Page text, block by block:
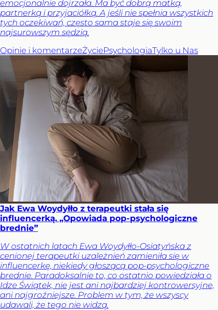
emocjonalnie dojrzała. Ma być dobrą matką,
partnerką i przyjaciółką. A jeśli nie spełnia wszystkich
tych oczekiwań, często sama staje się swoim
najsurowszym sędzią.
Opinie i komentarzeŻyciePsychologiaTylko u Nas
Jak Ewa Woydyłło z terapeutki stała się
influencerką. „Opowiada pop-psychologiczne
brednie”
W ostatnich latach Ewa Woydyłło-Osiatyńska z
cenionej terapeutki uzależnień zamieniła się w
influencerkę, niekiedy głoszącą pop-psychologiczne
brednie. Paradoksalnie to, co ostatnio powiedziała o
Idze Świątek, nie jest ani najbardziej kontrowersyjne,
ani najgroźniejsze. Problem w tym, że wszyscy
udawali, że tego nie widzą.